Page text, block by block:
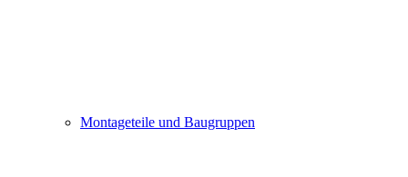
Montageteile und Baugruppen